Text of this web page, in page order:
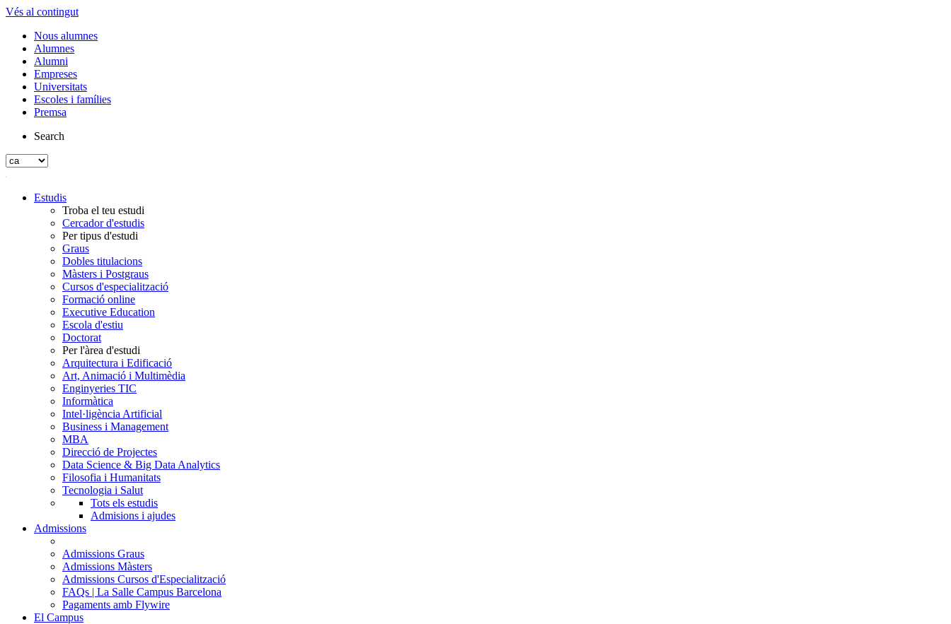
Vés al contingut
Nous alumnes
Alumnes
Alumni
Empreses
Universitats
Escoles i famílies
Premsa
Search
Estudis
Troba el teu estudi
Cercador d'estudis
Per tipus d'estudi
Graus
Dobles titulacions
Màsters i Postgraus
Cursos d'especialització
Formació online
Executive Education
Escola d'estiu
Doctorat
Per l'àrea d'estudi
Arquitectura i Edificació
Art, Animació i Multimèdia
Enginyeries TIC
Informàtica
Intel·ligència Artificial
Business i Management
MBA
Direcció de Projectes
Data Science & Big Data Analytics
Filosofia i Humanitats
Tecnologia i Salut
Tots els estudis
Admisions i ajudes
Admissions
Admissions Graus
Admissions Màsters
Admissions Cursos d'Especialització
FAQs | La Salle Campus Barcelona
Pagaments amb Flywire
El Campus